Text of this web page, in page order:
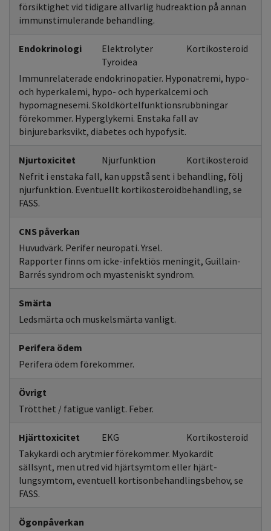
försiktighet vid tidigare allvarlig hudreaktion på annan
immunstimulerande behandling.
Endokrinologi Elektrolyter
Kortikosteroid
Tyroidea
Immunrelaterade endokrinopatier. Hyponatremi, hypo-
och hyperkalemi, hypo- och hyperkalcemi och
hypomagnesemi. Sköldkörtelfunktionsrubbningar
förekommer. Hyperglykemi. Enstaka fall av
binjurebarksvikt, diabetes och hypofysit.
Njurtoxicitet Njurfunktion
Kortikosteroid
Nefrit i enstaka fall, kan uppstå sent i behandling, följ
njurfunktion. Eventuellt kortikosteroidbehandling, se
FASS.
CNS påverkan
Huvudvärk. Perifer neuropati. Yrsel.
Rapporter finns om icke-infektiös meningit, Guillain-
Barrés syndrom och myasteniskt syndrom.
Smärta
Ledsmärta och muskelsmärta vanligt.
Perifera ödem
Perifera ödem förekommer.
Övrigt
Trötthet / fatigue vanligt. Feber.
Hjärttoxicitet EKG
Kortikosteroid
Takykardi och arytmier förekommer. Myokardit
sällsynt, men utred vid hjärtsymtom eller hjärt-
lungsymtom, eventuell kortisonbehandlingsbehov, se
FASS.
Ögonpåverkan